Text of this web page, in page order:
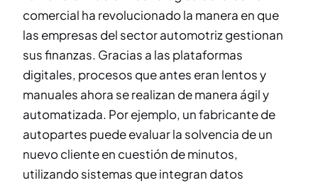
comercial ha revolucionado la manera en que
las empresas del sector automotriz gestionan
sus finanzas. Gracias a las plataformas
digitales, procesos que antes eran lentos y
manuales ahora se realizan de manera ágil y
automatizada. Por ejemplo, un fabricante de
autopartes puede evaluar la solvencia de un
nuevo cliente en cuestión de minutos,
utilizando sistemas que integran datos